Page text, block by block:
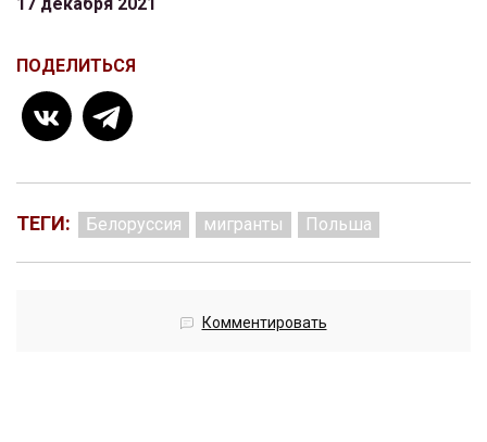
ПОДЕЛИТЬСЯ
ТЕГИ: Белоруссия мигранты Польша
Комментировать